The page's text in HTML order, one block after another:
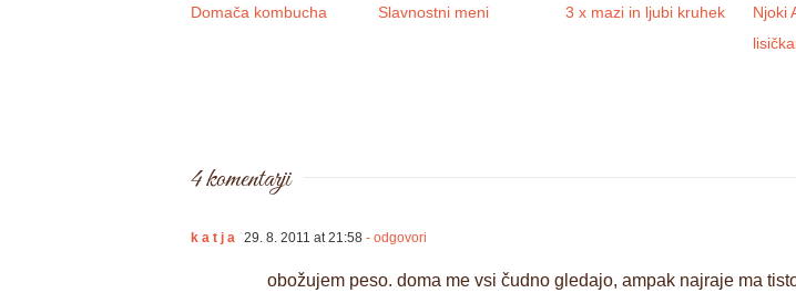
Domača kombucha Slavnostni meni 3 x mazi in ljubi kruhek
Njoki
4 komentarji
k a t j a 29. 8. 2011 at 21:58 - odgovori
obožujem peso. doma me vsi čudno gledajo, ampak najraje ma